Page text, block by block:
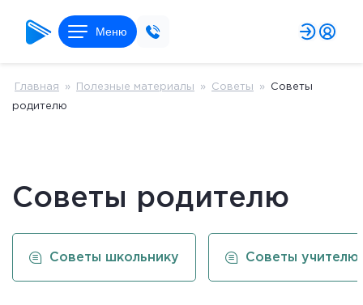
Меню
Главная » Полезные материалы » Советы » Советы
родителю
Советы родителю
Советы школьнику Советы учителю